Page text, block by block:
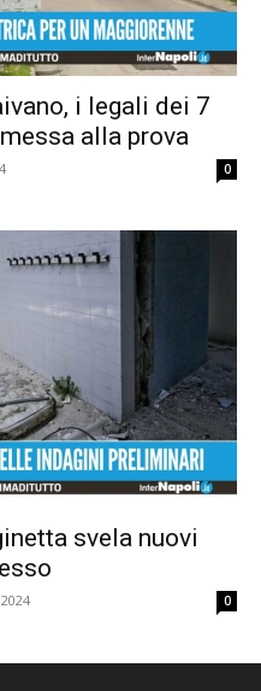
i legali dei 7
alla prova
0
svela nuovi
0